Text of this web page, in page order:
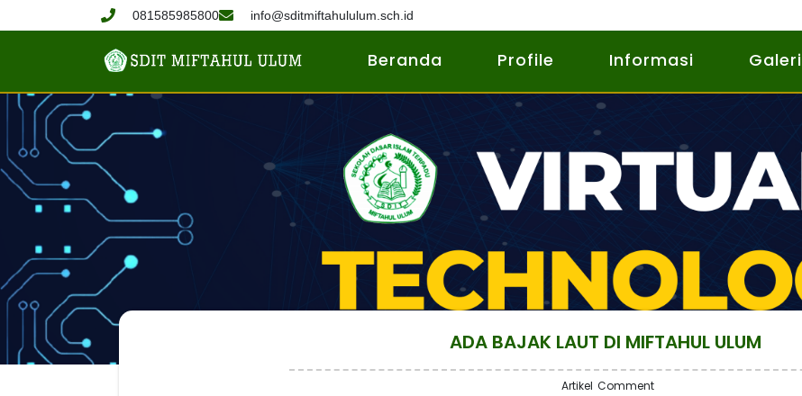
081585985800 info@sditmiftahululum.sch.id
Beranda Profile Informasi Galeri
ADA BAJAK LAUT DI MIFTAHUL ULUM
Artikel Comment